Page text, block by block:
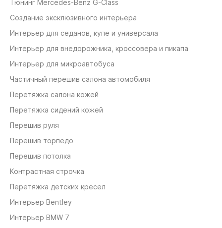
Тюнинг Mercedes-Benz G-Class
Создание эксклюзивного интерьера
Интерьер для седанов, купе и универсала
Интерьер для внедорожника, кроссовера и пикапа
Интерьер для микроавтобуса
Частичный перешив салона автомобиля
Перетяжка салона кожей
Перетяжка сидений кожей
Перешив руля
Перешив торпедо
Перешив потолка
Контрастная строчка
Перетяжка детских кресел
Интерьер Bentley
Интерьер BMW 7